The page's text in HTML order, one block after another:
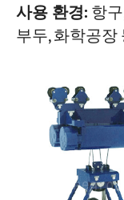
사용 환경:항
부두, 화학공장